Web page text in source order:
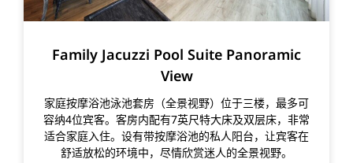
Family Jacuzzi Pool Suite Panoramic
View
家庭按摩浴池泳池套房（全景视野）位于三楼，最多可
容纳4位宾客。客房内配有7英尺特大床及双层床，非常
适合家庭入住。设有带按摩浴池的私人阳台，让宾客在
舒适放松的环境中，尽情欣赏迷人的全景视野。